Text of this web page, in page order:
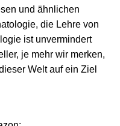
und ähnlichen
die Lehre von
ist unvermindert
je mehr wir merken,
Welt auf ein Ziel